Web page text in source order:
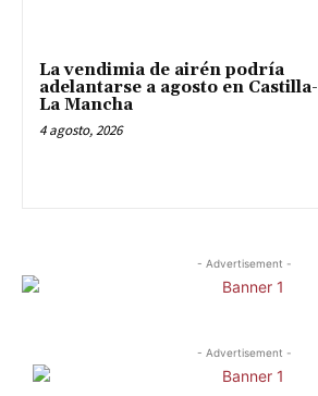
La vendimia de airén podría
adelantarse a agosto en Castilla-
La Mancha
4 agosto, 2026
- Advertisement -
- Advertisement -